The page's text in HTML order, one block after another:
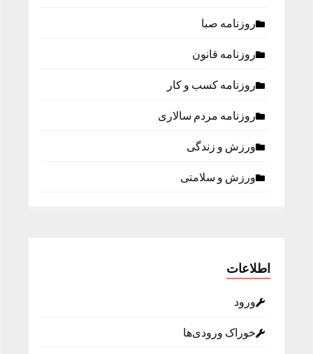
روزنامه صبا
روزنامه قانون
روزنامه كسب و كار
روزنامه مردم سالاری
ورزش و زندگی
ورزش و سلامتی
اطلاعات
ورود
خوراک ورودی‌ها